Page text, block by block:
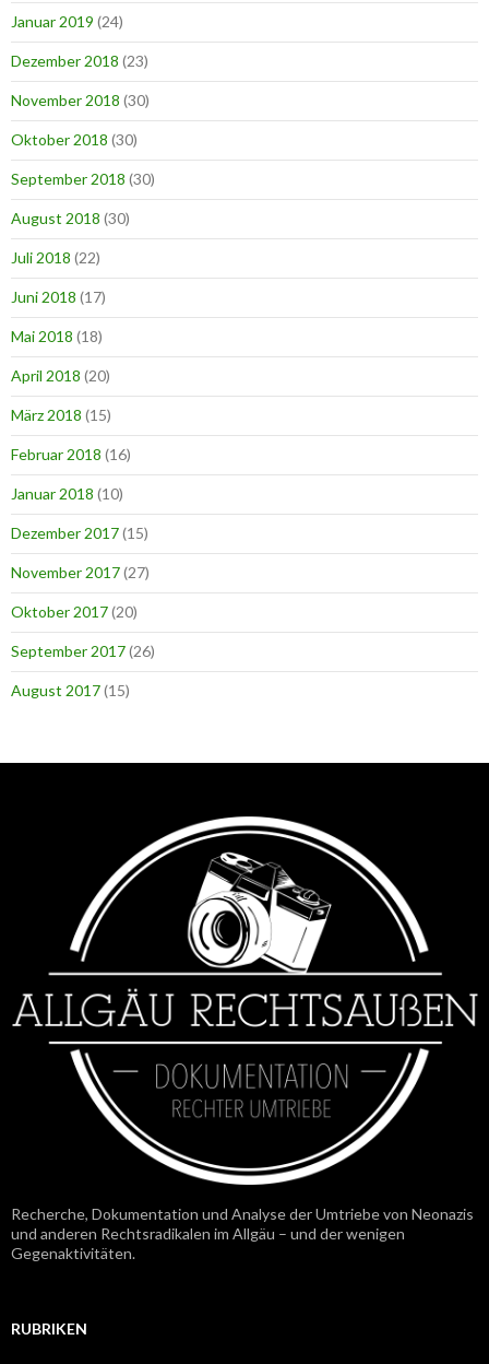
Januar 2019 (24)
Dezember 2018 (23)
November 2018 (30)
Oktober 2018 (30)
September 2018 (30)
August 2018 (30)
Juli 2018 (22)
Juni 2018 (17)
Mai 2018 (18)
April 2018 (20)
März 2018 (15)
Februar 2018 (16)
Januar 2018 (10)
Dezember 2017(15)
November 2017(27)
Oktober 2017(20)
September 2017(26)
August 2017(15)
Recherche, Dokumentation und Analyse der Umtriebe von Neonazis
und anderen Rechtsradikalen im Allgäu – und der wenigen
Gegenaktivitäten.
RUBRIKEN